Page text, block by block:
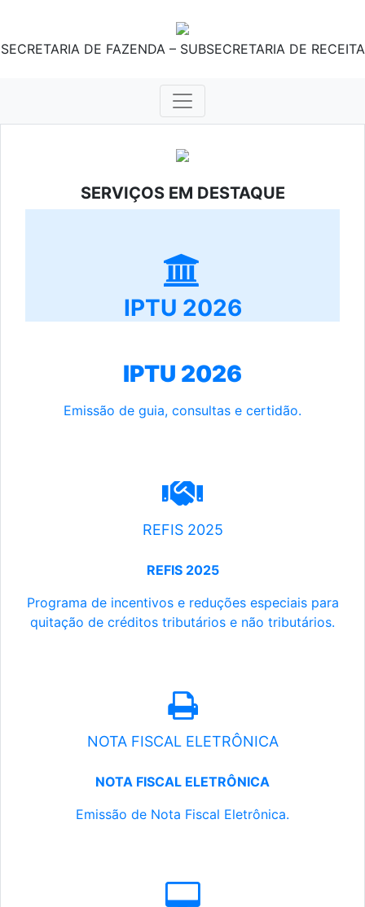
SECRETARIA DE FAZENDA – SUBSECRETARIA DE RECEITA
SERVIÇOS EM DESTAQUE
IPTU 2026
IPTU 2026
Emissão de guia, consultas e certidão.
REFIS 2025
REFIS 2025
Programa de incentivos e reduções especiais para
quitação de créditos tributários e não tributários.
NOTA FISCAL ELETRÔNICA
NOTA FISCAL ELETRÔNICA
Emissão de Nota Fiscal Eletrônica.